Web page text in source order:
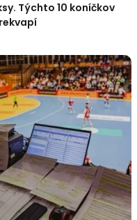
Týchto 10 koníčkov